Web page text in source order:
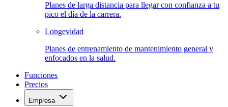
Planes de larga distancia para llegar con confianza a tu
pico el día de la carrera.
Longevidad
Planes de entrenamiento de mantenimiento general y
enfocados en la salud.
Funciones
Precios
Empresa